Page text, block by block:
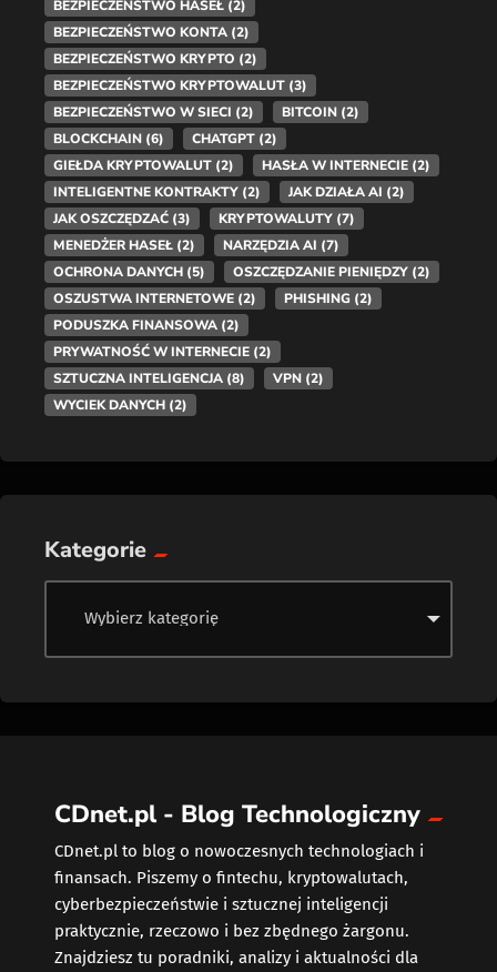
BEZPIECZEŃSTWO HASEŁ (2)
BEZPIECZEŃSTWO KONTA (2)
BEZPIECZEŃSTWO KRYPTO (2)
BEZPIECZEŃSTWO KRYPTOWALUT (3)
BEZPIECZEŃSTWO W SIECI (2) BITCOIN (2)
BLOCKCHAIN (6) CHATGPT (2)
GIEŁDA KRYPTOWALUT (2) HASŁA W INTERNECIE (2)
INTELIGENTNE KONTRAKTY (2) JAK DZIAŁA AI (2)
JAK OSZCZĘDZAĆ (3) KRYPTOWALUTY (7)
MENEDŻER HASEŁ (2) NARZĘDZIA AI (7)
OCHRONA DANYCH (5) OSZCZĘDZANIE PIENIĘDZY (2)
OSZUSTWA INTERNETOWE (2) PHISHING (2)
PODUSZKA FINANSOWA (2)
PRYWATNOŚĆ W INTERNECIE (2)
SZTUCZNA INTELIGENCJA (8) VPN (2)
WYCIEK DANYCH (2)
Kategorie
CDnet.pl - Blog Technologiczny
CDnet.pl to blog o nowoczesnych technologiach i
finansach. Piszemy o fintechu, kryptowalutach,
cyberbezpieczeństwie i sztucznej inteligencji
praktycznie, rzeczowo i bez zbędnego żargonu.
Znajdziesz tu poradniki, analizy i aktualności dla